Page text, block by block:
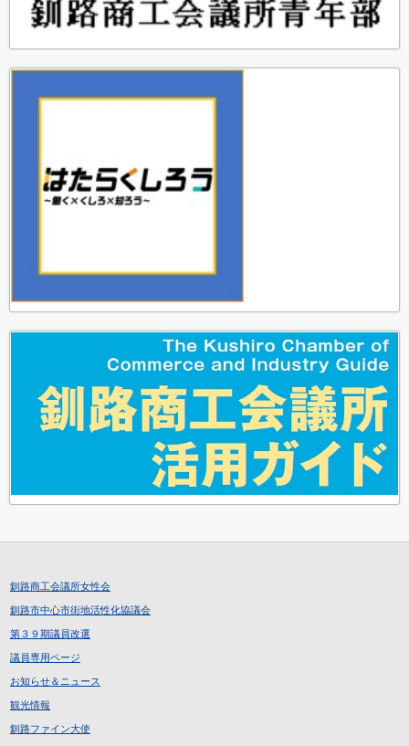
釧路商工会議所女性会
釧路市中心市街地活性化協議会
第３９期議員改選
議員専用ページ
お知らせ＆ニュース
観光情報
釧路ファイン大使